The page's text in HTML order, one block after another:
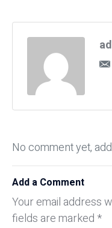
No comment yet,
Add a Comment
Your email address
fields are marked *